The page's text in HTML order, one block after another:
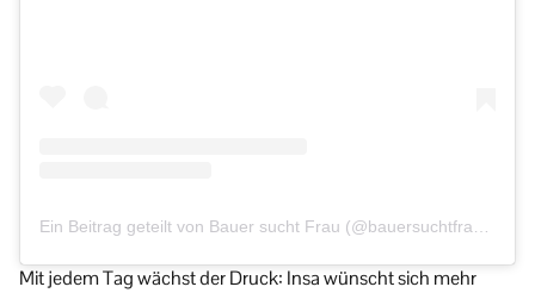
Ein Beitrag geteilt von Bauer sucht Frau (@bauersuchtfrau.de)
Mit jedem Tag wächst der Druck: Insa wünscht sich mehr